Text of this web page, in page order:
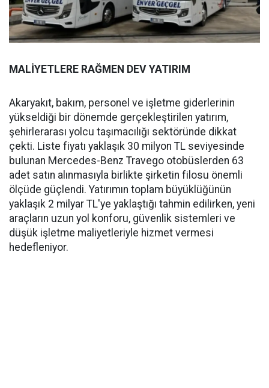
MALİYETLERE RAĞMEN DEV YATIRIM
Akaryakıt, bakım, personel ve işletme giderlerinin
yükseldiği bir dönemde gerçekleştirilen yatırım,
şehirlerarası yolcu taşımacılığı sektöründe dikkat
çekti. Liste fiyatı yaklaşık 30 milyon TL seviyesinde
bulunan Mercedes-Benz Travego otobüslerden 63
adet satın alınmasıyla birlikte şirketin filosu önemli
ölçüde güçlendi. Yatırımın toplam büyüklüğünün
yaklaşık 2 milyar TL'ye yaklaştığı tahmin edilirken, yeni
araçların uzun yol konforu, güvenlik sistemleri ve
düşük işletme maliyetleriyle hizmet vermesi
hedefleniyor.